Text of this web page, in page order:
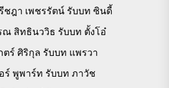
ชฎา เพชรรัตน์ รับบท ซินดี้
ณ สิทธินววิธ รับบท ตั้งโอ๋
ตร์ ศิริกุล รับบท แพรวา
ร์ พูพาร์ท รับบท ภาวัช